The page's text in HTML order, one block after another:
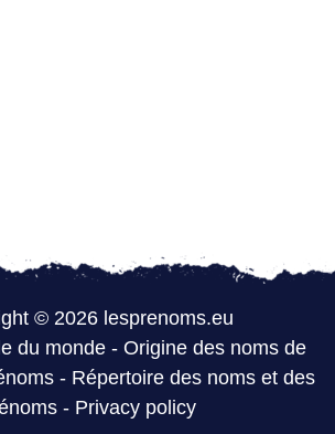
© 2026 lesprenoms.eu
du monde - Origine des noms de
- Répertoire des noms et des
- Privacy policy